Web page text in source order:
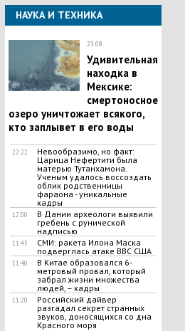
НАУКА И ТЕХНИКА
23:08
Удивительная
находка в
Мексике:
смертоносное
озеро уничтожает всякого,
кто заплывет в его воды
22:22
Невообразимо, но факт:
Царица Нефертити была
матерью Тутанхамона.
Ученым удалось воссоздать
облик родственницы
фараона - уникальные
кадры
12:00
В Дании археологи выявили
гребень с рунической
надписью
11:45
СМИ: ракета Илона Маска
подверглась атаке ВВС США
11:40
В Китае образовался 6-
метровый провал, который
забрал жизни множества
людей, – кадры
11:20
Российский дайвер
разгадал секрет странных
звуков, доносящихся со дна
Красного моря